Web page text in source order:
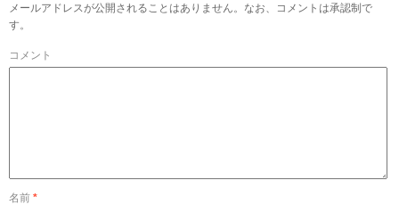
メールアドレスが公開されることはありません。なお、コメントは承認制で
す。
コメント
名前 *